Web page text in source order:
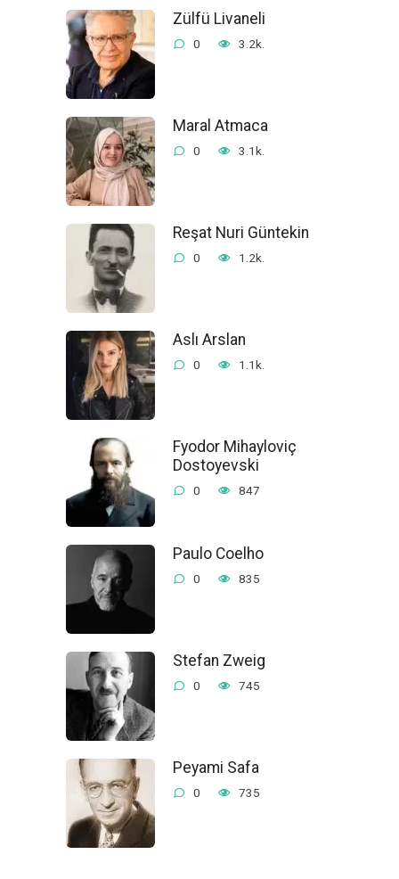
Zülfü Livaneli
0 3.2k.
Maral Atmaca
0 3.1k.
Reşat Nuri Güntekin
0 1.2k.
Aslı Arslan
0 1.1k.
Fyodor Mihayloviç
Dostoyevski
0 847
Paulo Coelho
0 835
Stefan Zweig
0 745
Peyami Safa
0 735